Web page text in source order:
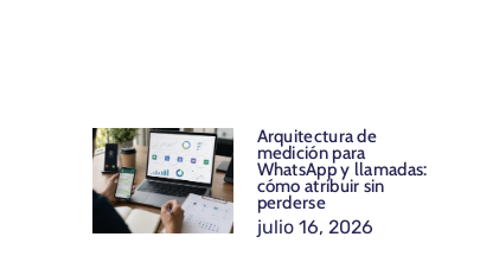
Arquitectura de
medición para
WhatsApp y llamadas:
cómo atribuir sin
perderse
julio 16, 2026